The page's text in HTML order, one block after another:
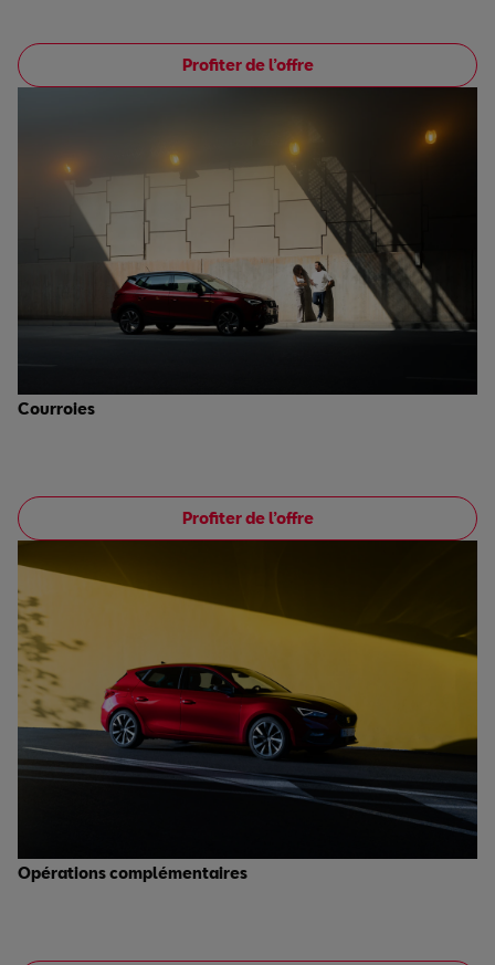
Profiter de l’offre
Courroies
Profiter de l’offre
Opérations complémentaires